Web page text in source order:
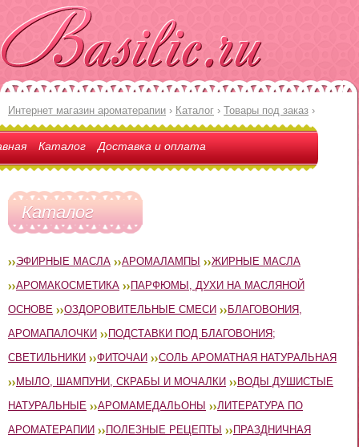
Интернет магазин ароматерапии › Каталог › Товары под заказ ›
Каталог Доставка и оплата
Каталог
ЭФИРНЫЕ МАСЛА АРОМАЛАМПЫ
ЖИРНЫЕ МАСЛА
АРОМАКОСМЕТИКА
ПАРФЮМЫ, ДУХИ НА МАСЛЯНОЙ
ОСНОВЕ
ОЗДОРОВИТЕЛЬНЫЕ СМЕСИ
БЛАГОВОНИЯ,
АРОМАПАЛОЧКИ
ПОДСТАВКИ ПОД БЛАГОВОНИЯ;
СВЕТИЛЬНИКИ
ФИТОЧАИ
СОЛЬ АРОМАТНАЯ НАТУРАЛЬНАЯ
МЫЛО, ШАМПУНИ, СКРАБЫ И МОЧАЛКИ
ВОДЫ ДУШИСТЫЕ
НАТУРАЛЬНЫЕ
АРОМАМЕДАЛЬОНЫ
ЛИТЕРАТУРА ПО
АРОМАТЕРАПИИ
ПОЛЕЗНЫЕ РЕЦЕПТЫ
ПРАЗДНИЧНАЯ